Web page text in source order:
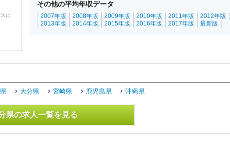
に
その他の平均年収データ
2007年版 2008年版 2009年版 2010年版 2011年版
2012年版
2013年版
2014年版 2015年版 2016年版 2017年版 最新版
大分県 宮崎県 鹿児島県 沖縄県
県の求人一覧を見る